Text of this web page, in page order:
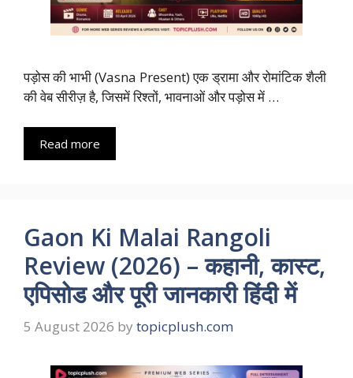
पड़ोस की भाभी (Vasna Present) एक ड्रामा और रोमांटिक शैली
की वेब सीरीज़ है, जिसमें रिश्तों, भावनाओं और पड़ोस में …
Read more
Gaon Ki Malai Rangoli
Review (2026) – कहानी, कास्ट,
एपिसोड और पूरी जानकारी हिंदी में
5 August 2026 by topicplush.com